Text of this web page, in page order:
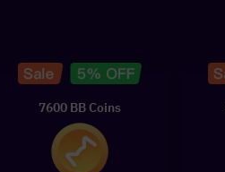
7600 BB Coins